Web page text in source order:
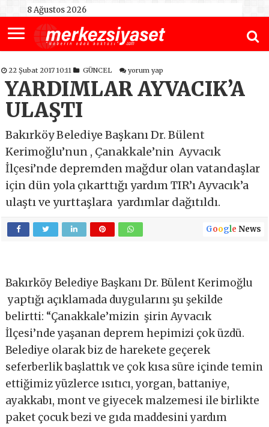
8 Ağustos 2026
22 Şubat 2017 10:11 GÜNCEL yorum yap
YARDIMLAR AYVACIK’A
ULAŞTI
Bakırköy Belediye Başkanı Dr. Bülent
Kerimoğlu’nun , Çanakkale’nin Ayvacık
İlçesi’nde depremden mağdur olan vatandaşlar
için dün yola çıkarttığı yardım TIR’ı Ayvacık’a
ulaştı ve yurttaşlara yardımlar dağıtıldı.
Google News
Bakırköy Belediye Başkanı Dr. Bülent Kerimoğlu
yaptığı açıklamada duygularını şu şekilde
belirtti: “Çanakkale’mizin şirin Ayvacık
İlçesi’nde yaşanan deprem hepimizi çok üzdü.
Belediye olarak biz de harekete geçerek
seferberlik başlattık ve çok kısa süre içinde temin
ettiğimiz yüzlerce ısıtıcı, yorgan, battaniye,
ayakkabı, mont ve giyecek malzemesi ile birlikte
paket çocuk bezi ve gıda maddesini yardım